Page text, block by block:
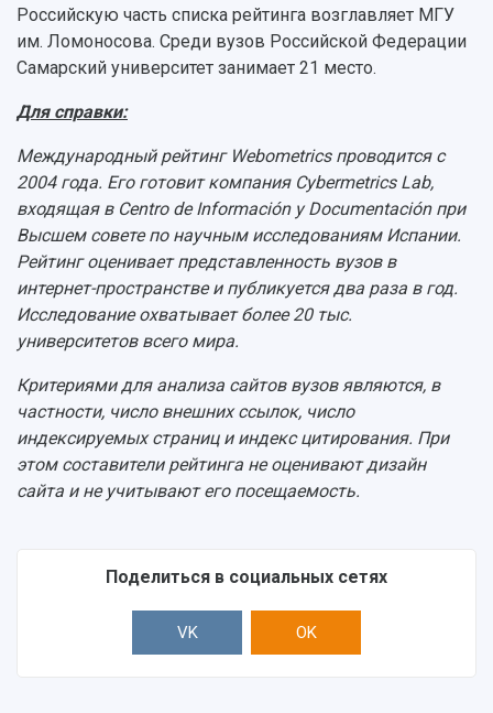
Структура университета
Институты и факультеты
Кафедры
Отделы и службы
Общественные организации
Институт искусственного интеллекта
Инжиниринговый центр
Аграрный карбоновый полигон
Архив
Фирменный стиль
Устойчивое развитие
Кампус
3D-тур по университету
Музеи
Учебный аэродром
Международный межвузовский кампус
Сведения об образовательной организации
Просветительский проект "Одержимы
Стипендии
Тестирование иностранных граждан на
знание русского языка, истории России и
основ законодательства РФ
Платные образовательные услуги
Скидки на обучение
Подготовительные курсы
Библиотека
Видеолекции
Противодействие COVID-19
Структурная схема управления научно-
исследовательской деятельностью
Материальная база
Организационные документы
Результаты научно-исследовательской
деятельности
Научно-технические разработки
Конкурсы научных проектов и грантов
Областной конкурс "Молодой учёный"
Отчеты о научно-исследовательской
деятельности
Журналы Самарского университета
Научные конференции
Патенты
Публикации и издания
Отчеты о проведенных конференциях
Российскую часть списка рейтинга возглавляет МГУ
им. Ломоносова. Среди вузов Российской Федерации
Самарский университет занимает 21 место.
Для справки:
Международный рейтинг Webometrics проводится с
2004 года. Его готовит компания Cybermetrics Lab,
входящая в Centro de Información y Documentación при
Высшем совете по научным исследованиям Испании.
Рейтинг оценивает представленность вузов в
интернет-пространстве и публикуется два раза в год.
Исследование охватывает более 20 тыс.
университетов всего мира.
Критериями для анализа сайтов вузов являются, в
частности, число внешних ссылок, число
индексируемых страниц и индекс цитирования. При
этом составители рейтинга не оценивают дизайн
сайта и не учитывают его посещаемость.
Поделиться в социальных сетях
VK OK